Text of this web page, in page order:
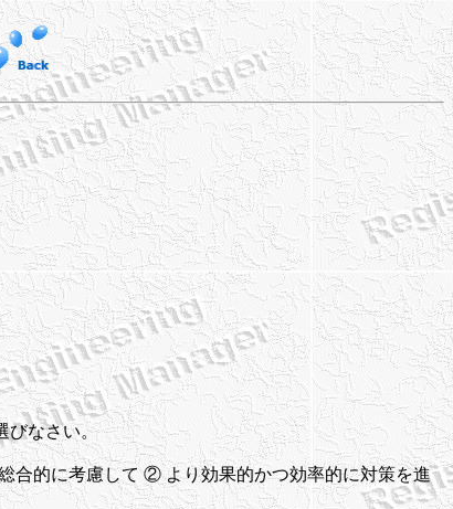
びなさい。
合的に考慮して ② より効果的かつ効率的に対策を進